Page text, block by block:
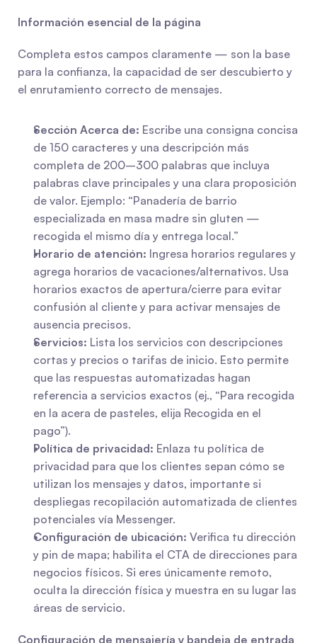
Información esencial de la página
Completa estos campos claramente — son la base
para la confianza, la capacidad de ser descubierto y
el enrutamiento correcto de mensajes.
Sección Acerca de: Escribe una consigna concisa
de 150 caracteres y una descripción más
completa de 200–300 palabras que incluya
palabras clave principales y una clara proposición
de valor. Ejemplo: “Panadería de barrio
especializada en masa madre sin gluten —
recogida el mismo día y entrega local.”
Horario de atención: Ingresa horarios regulares y
agrega horarios de vacaciones/alternativos. Usa
horarios exactos de apertura/cierre para evitar
confusión al cliente y para activar mensajes de
ausencia precisos.
Servicios: Lista los servicios con descripciones
cortas y precios o tarifas de inicio. Esto permite
que las respuestas automatizadas hagan
referencia a servicios exactos (ej., “Para recogida
en la acera de pasteles, elija Recogida en el
pago”).
Política de privacidad: Enlaza tu política de
privacidad para que los clientes sepan cómo se
utilizan los mensajes y datos, importante si
despliegas recopilación automatizada de clientes
potenciales vía Messenger.
Configuración de ubicación: Verifica tu dirección
y pin de mapa; habilita el CTA de direcciones para
negocios físicos. Si eres únicamente remoto,
oculta la dirección física y muestra en su lugar las
áreas de servicio.
Configuración de mensajería y bandeja de entrada